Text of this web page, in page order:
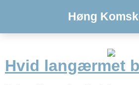
Høng
Hvid langærmet